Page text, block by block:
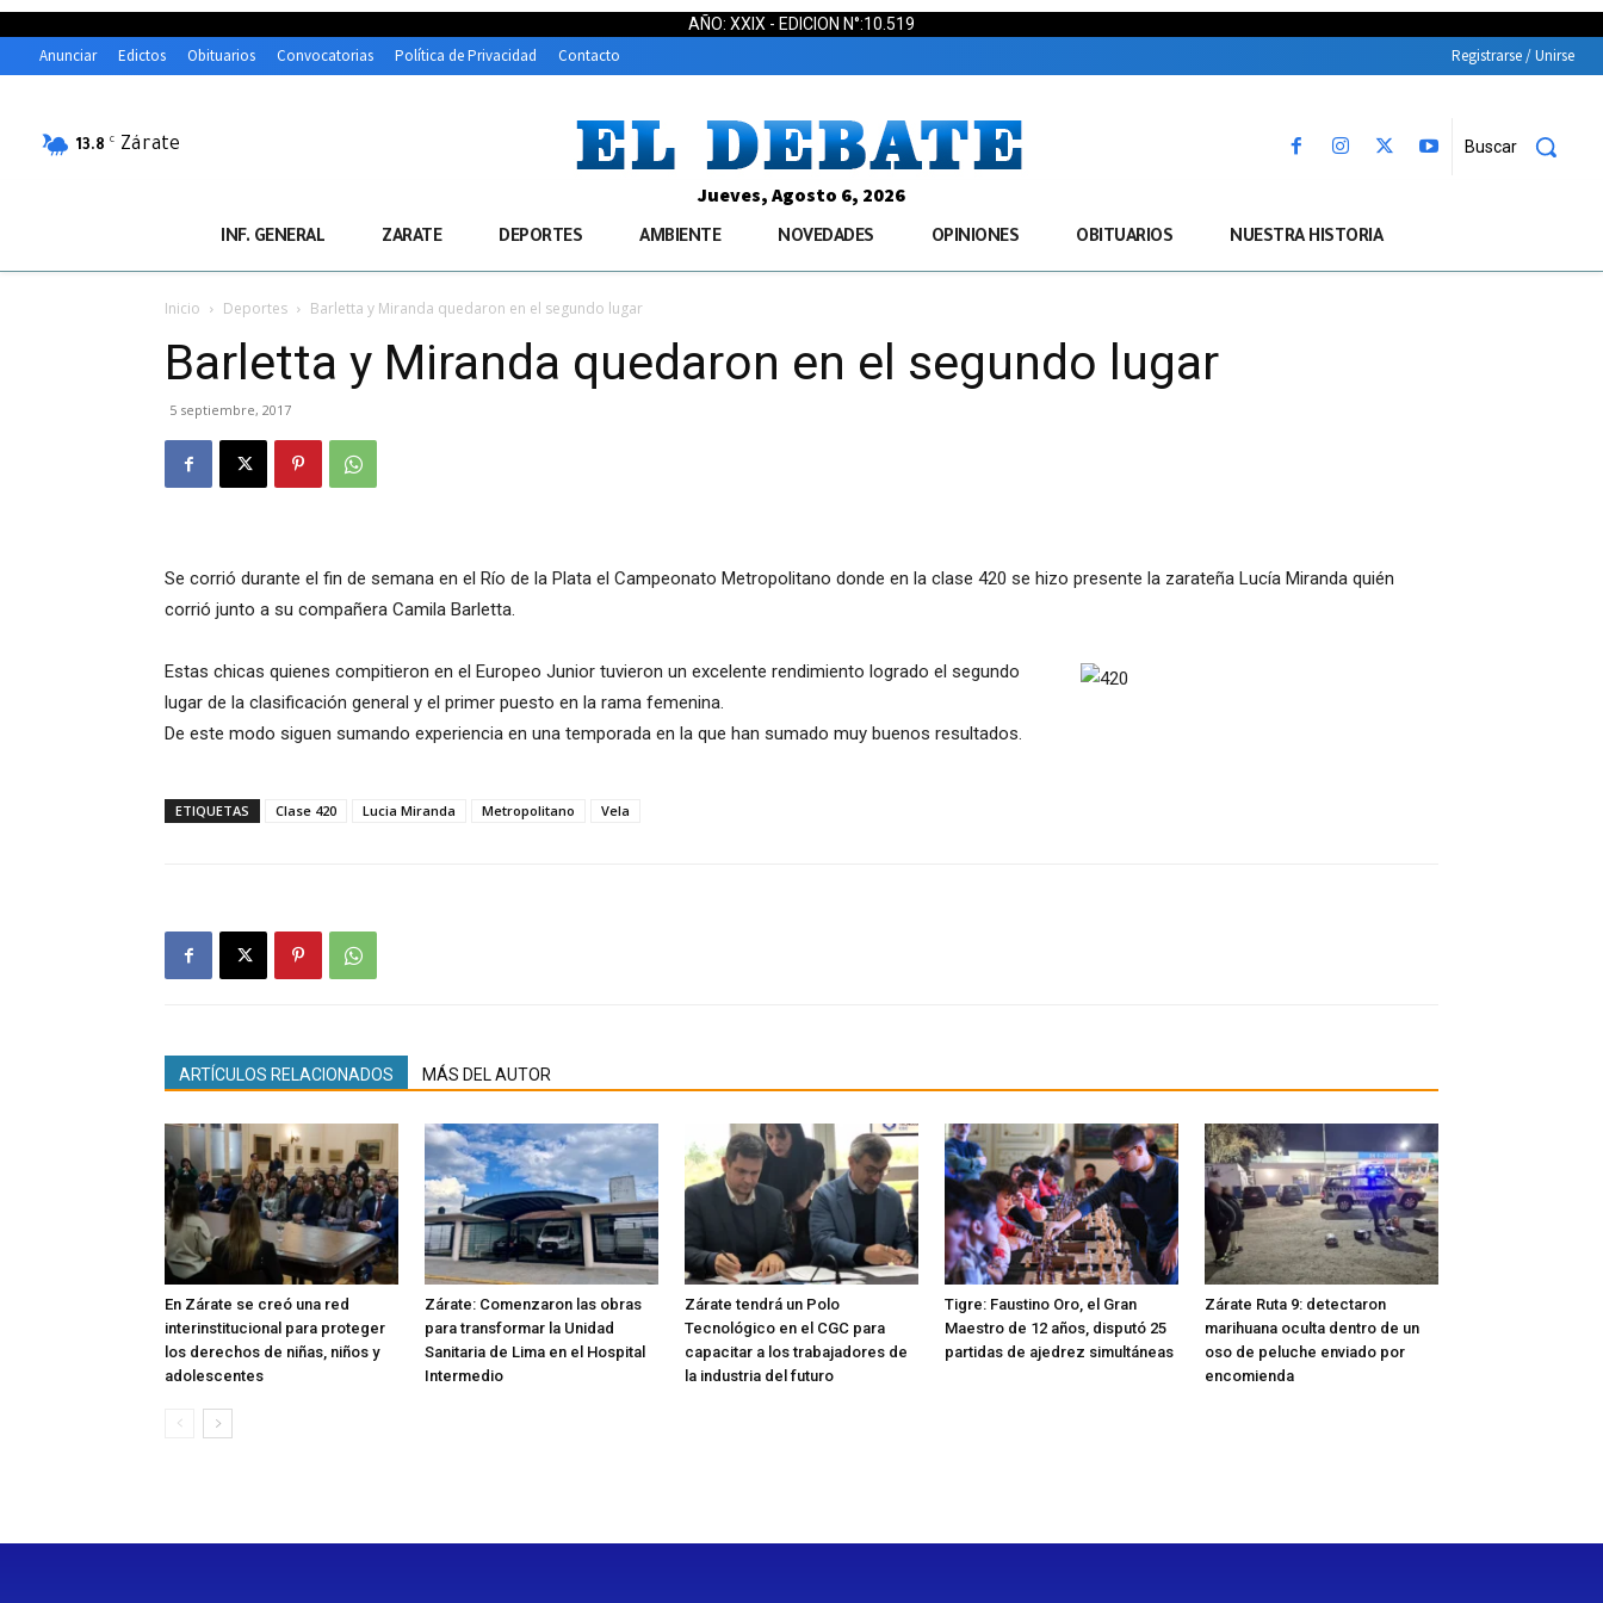
AÑO: XXIX - EDICION N°:10.519
Anunciar Edictos Obituarios Convocatorias Política de Privacidad Contacto Registrarse / Unirse
13.8 C Zárate Buscar
Jueves, Agosto 6, 2026
INF. GENERAL ZARATE DEPORTES AMBIENTE NOVEDADES OPINIONES OBITUARIOS NUESTRA HISTORIA
Inicio Deportes Barletta y Miranda quedaron en el segundo lugar
Barletta y Miranda quedaron en el segundo lugar
5 septiembre, 2017
Se corrió durante el fin de semana en el Río de la Plata el Campeonato Metropolitano donde en la clase 420 se hizo presente la zarateña Lucía Miranda quién
corrió junto a su compañera Camila Barletta.
Estas chicas quienes compitieron en el Europeo Junior tuvieron un excelente rendimiento logrado el segundo
lugar de la clasificación general y el primer puesto en la rama femenina.
De este modo siguen sumando experiencia en una temporada en la que han sumado muy buenos resultados.
ETIQUETAS Clase 420 Lucia Miranda Metropolitano Vela
ARTÍCULOS RELACIONADOS MÁS DEL AUTOR
En Zárate se creó una red
interinstitucional para proteger
los derechos de niñas, niños y
adolescentes
Zárate: Comenzaron las obras
para transformar la Unidad
Sanitaria de Lima en el Hospital
Intermedio
Zárate tendrá un Polo
Tecnológico en el CGC para
capacitar a los trabajadores de
la industria del futuro
Tigre: Faustino Oro, el Gran
Maestro de 12 años, disputó 25
partidas de ajedrez simultáneas
Zárate Ruta 9: detectaron
marihuana oculta dentro de un
oso de peluche enviado por
encomienda